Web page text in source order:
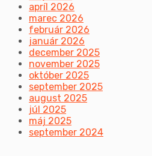
apríl 2026
marec 2026
február 2026
január 2026
december 2025
november 2025
október 2025
september 2025
august 2025
júl 2025
máj 2025
september 2024